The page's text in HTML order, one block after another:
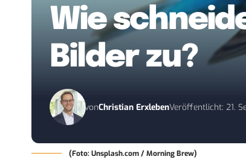
Wie
Bilder zu?
vonChristian ErxlebenVeröffentlicht: 21.
(Foto: Unsplash.com / Morning Brew)